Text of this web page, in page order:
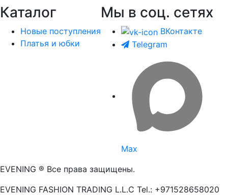
Каталог
Новые поступления
Платья и юбки
Мы в соц. сетях
ВКонтакте
Telegram
Max
EVENING ® Все права защищены.
EVENING FASHION TRADING L.L.C Tel.: +971528658020